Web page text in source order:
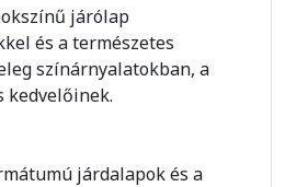
járólap
és a természetes
színárnyalatokban, a
járdalapok és a